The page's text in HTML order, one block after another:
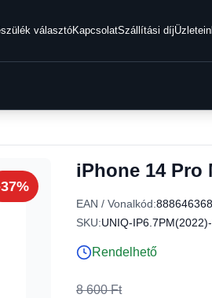
választóKapcsolatSzállítási díj
iPhone 14 Pro
EAN / Vonalkód:
SKU:UNIQ-
Rendelhető
8 600 Ft